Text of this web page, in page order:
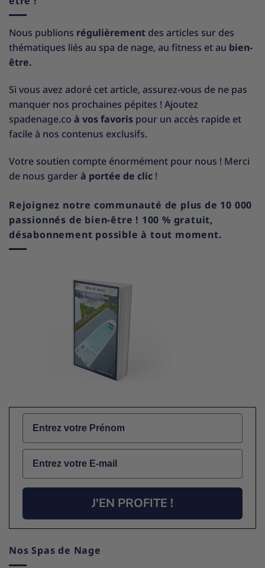
Nous publions régulièrement des articles sur des
thématiques liés au spa de nage, au fitness et au bien-
être.
Si vous avez adoré cet article, assurez-vous de ne pas
manquer nos prochaines pépites ! Ajoutez
spadenage.co à vos favoris pour un accès rapide et
facile à nos contenus exclusifs.
Votre soutien compte énormément pour nous ! Merci
de nous garderà portée de clic !
Rejoignez notre communauté de plus de 10 000
passionnés de bien-être ! 100 % gratuit,
désabonnement possible à tout moment.
Name
Email
J'EN PROFITE !
Nos Spas de Nage